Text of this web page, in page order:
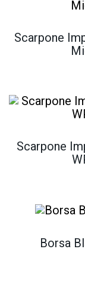
Scarpone
Scarpone
Borsa